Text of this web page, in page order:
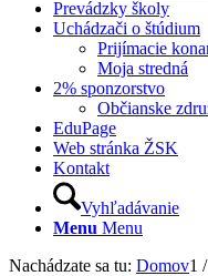
Prevádzky školy
Uchádzači o štúdium
Prijímacie
Moja stredná
2% sponzorstvo
Občianske
EduPage
Web stránka ŽSK
Kontakt
Vyhľadávanie
Menu Menu
Nachádzate sa tu: Domov1 /